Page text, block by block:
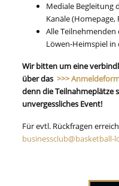
Mediale Begleitung
Kanäle
Alle
Löwen-Heimspiel in
Wir bitten um eine
über das>>>
denn die Teilnahmeplätze
unvergessliches Event!
Für evtl. Rückfragen
businessclub@basketball-